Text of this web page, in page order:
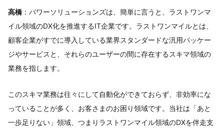
高橋 ：パワーソリューションズは、簡単に言うと、ラストワンマ
イル領域のDX化を推進するIT企業です。ラストワンマイルとは、
顧客企業がすでに導入している業界スタンダードな汎用パッケー
ジやサービスと、それらのユーザーの間に存在するスキマ領域の
業務を指します。
このスキマ業務は往々にして自動化ができておらず、非効率にな
っていることが多く、お客さまのお困り領域です。当社は「あと
一歩足りない」領域、つまりラストワンマイル領域のDXを伴走支